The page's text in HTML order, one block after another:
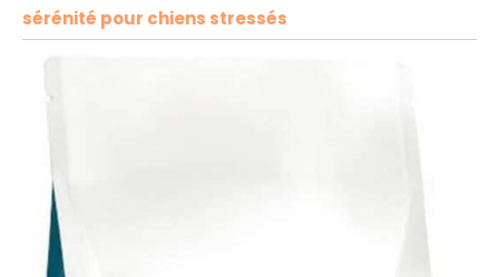
sérénité pour chiens stressés